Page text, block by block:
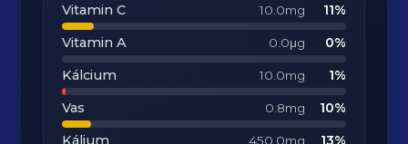
Vitamin C
10.0mg
11%
Vitamin A
0.0μg
0%
Kálcium
10.0mg
1%
Vas
0.8mg
10%
Kálium
450.0mg 13%